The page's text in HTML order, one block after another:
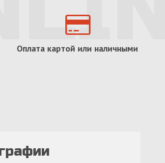
Оплата картой или наличными